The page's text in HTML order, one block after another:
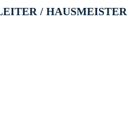
/ HAUSMEISTER